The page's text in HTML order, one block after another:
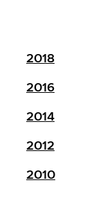
2018
2016
2014
2012
2010